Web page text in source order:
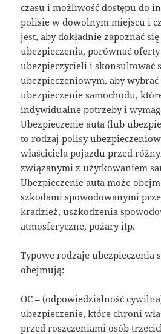
czasu i możliwość dostępu do
polisie w dowolnym miejscu i
jest, aby dokładnie zapoznać
ubezpieczenia, porównać
ubezpieczycieli i skonsultować
ubezpieczeniowym, aby
ubezpieczenie samochodu,
indywidualne potrzeby i
Ubezpieczenie auta (lub
to rodzaj polisy
właściciela pojazdu przed
związanymi z użytkowaniem
Ubezpieczenie auta może
szkodami spowodowanymi
kradzież, uszkodzenia
atmosferyczne, pożary itp.
Typowe rodzaje ubezpieczenia
obejmują:
OC – (odpowiedzialność
ubezpieczenie, które chroni
przed roszczeniami osób